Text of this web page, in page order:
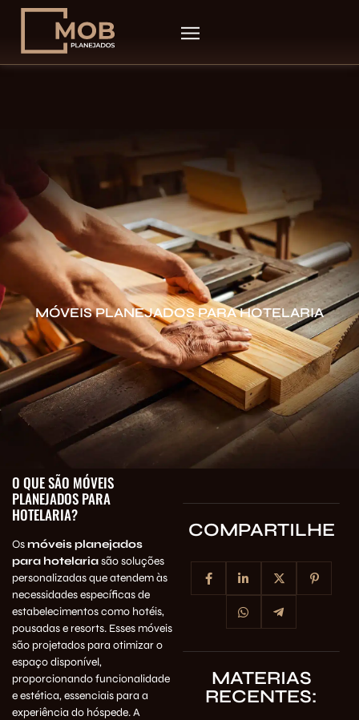
MÓVEIS PLANEJADOS PARA HOTELARIA
O QUE SÃO MÓVEIS
PLANEJADOS PARA
HOTELARIA?
Osmóveis planejados
para hotelariasão soluções
personalizadas que atendem às
necessidades específicas de
estabelecimentos como hotéis,
pousadas e resorts. Esses móveis
são projetados para otimizar o
espaço disponível,
proporcionando funcionalidade
e estética, essenciais para a
experiência do hóspede. A
COMPARTILHE
MATERIAS
RECENTES: